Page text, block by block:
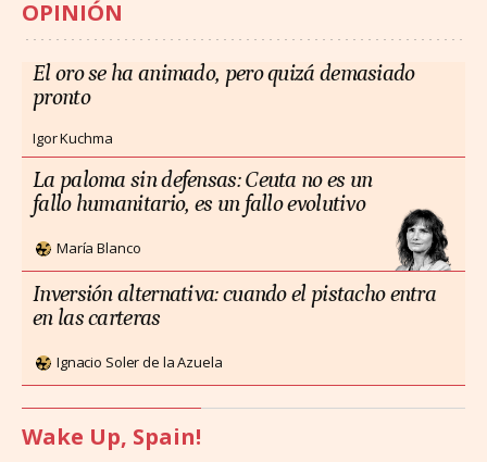
OPINIÓN
El oro se ha animado, pero quizá demasiado
pronto
Igor Kuchma
La paloma sin defensas: Ceuta no es un
fallo humanitario, es un fallo evolutivo
María Blanco
Inversión alternativa: cuando el pistacho entra
en las carteras
Ignacio Soler de la Azuela
Wake Up, Spain!